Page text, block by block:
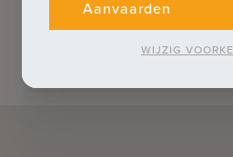
Aanvaarden
WIJZIG